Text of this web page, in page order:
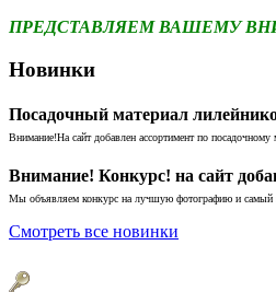
ПРЕДСТАВЛЯЕМ ВАШЕМУ
Новинки
Посадочный материал
Внимание!На сайт добавлен ассортимент по посадочному
Внимание! Конкурс! на сайт
Мы объявляем конкурс на лучшую фотографию и самый
Смотреть все новинки